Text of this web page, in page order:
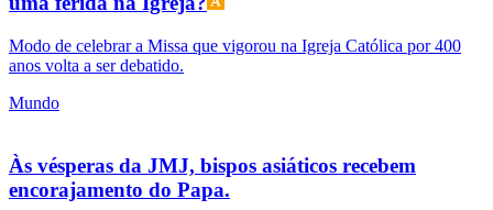
Modo de celebrar a Missa que vigorou na Igreja Católica por 400
anos volta a ser debatido.
Mundo
Às vésperas da JMJ, bispos asiáticos recebem
encorajamento do Papa.